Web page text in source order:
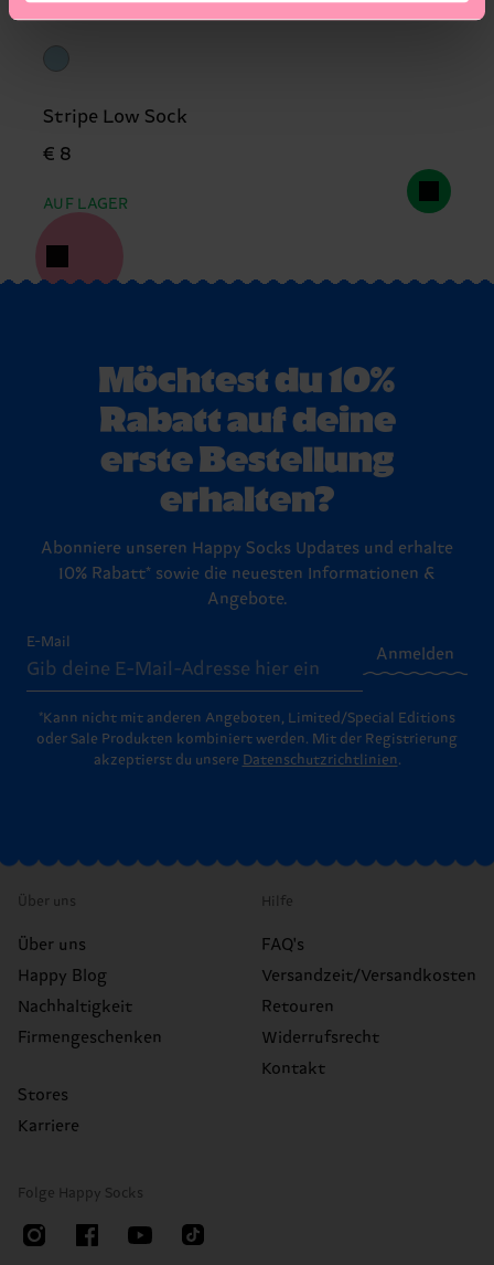
Stripe Low Sock
€ 8
AUF LAGER
Möchtest du 10%
Rabatt auf deine
erste Bestellung
erhalten?
Abonniere unseren Happy Socks Updates und erhalte
10% Rabatt* sowie die neuesten Informationen &
Angebote.
E-Mail
Anmelden
*Kann nicht mit anderen Angeboten, Limited/Special Editions
oder Sale Produkten kombiniert werden. Mit der Registrierung
akzeptierst du unsere Datenschutzrichtlinien.
Über uns
Über uns
Happy Blog
Nachhaltigkeit
Firmengeschenken
Stores
Karriere
Hilfe
FAQ's
Versandzeit/Versandkosten
Retouren
Widerrufsrecht
Kontakt
Folge Happy Socks